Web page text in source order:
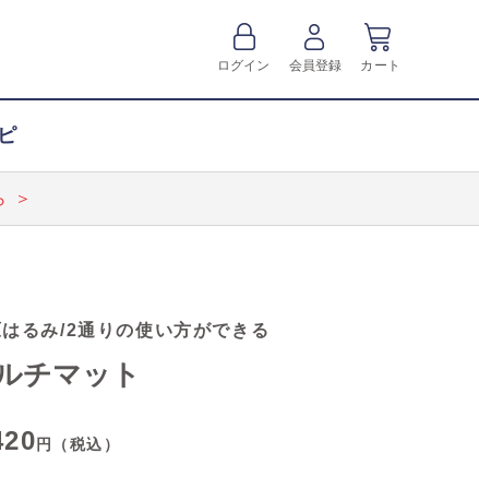
ログイン 会員登録 カート
＞
るみ/2通りの使い方ができる
チマット
円（税込）